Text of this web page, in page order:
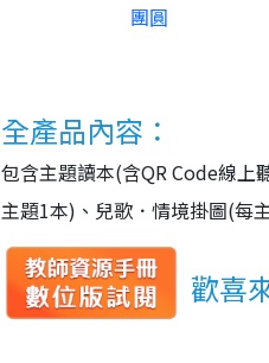
團圓
全產品內容：
包含主題讀本(含QR Code線
主題1本)、兒歌．情境掛圖(每
歡喜